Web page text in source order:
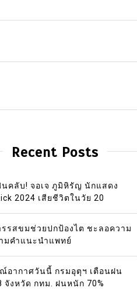
Recent Posts
คลับ! จอเจ ภูมิหิรัญ นักแสดง
2024 เสียชีวิตในวัย 20
รรสขมช่วยปกป้องไต ชะลอความ
มคำแนะนำแพทย์
อากาศวันนี้ กรมอุตุฯ เตือนฝน
จังหวัด กทม. ฝนหนัก 70%